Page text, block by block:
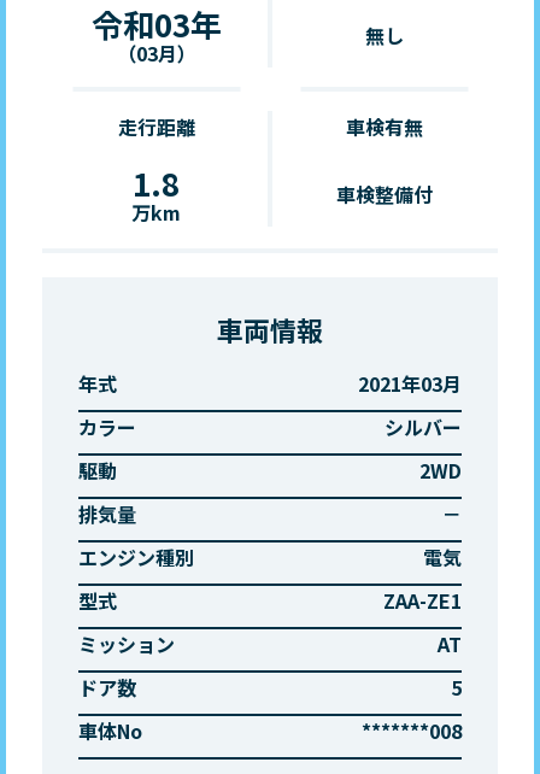
令和03年
（03月）
無し
走行距離
1.8
万km
車検有無
車検整備付
車両情報
年式
2021年03月
カラー
シルバー
駆動
2WD
排気量
－
エンジン種別
電気
型式
ZAA-ZE1
ミッション
AT
ドア数
5
車体No
*******008